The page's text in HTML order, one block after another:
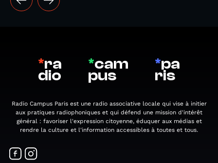
*ra
dio
*cam
pus
*pa
ris
Radio Campus Paris est une radio associative locale qui vise à initier
aux pratiques radiophoniques et qui défend une mission d'intérêt
général : favoriser l'expression citoyenne, éduquer aux médias et
rendre la culture et l'information accessibles à toutes et tous.